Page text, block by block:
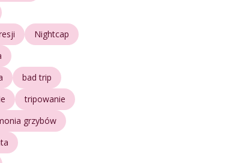
Nightcap
bad trip
tripowanie
grzybów